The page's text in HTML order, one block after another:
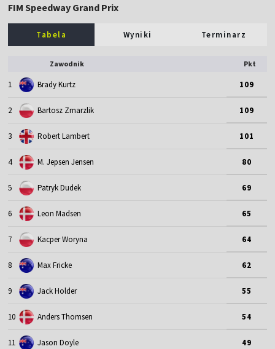
FIM Speedway Grand Prix
Tabela Wyniki Terminarz
Zawodnik Pkt
1 Brady Kurtz 109
2 Bartosz Zmarzlik 109
3 Robert Lambert 101
4 M. Jepsen Jensen 80
5 Patryk Dudek 69
6 Leon Madsen 65
7 Kacper Woryna 64
8 Max Fricke 62
9 Jack Holder 55
10 Anders Thomsen 54
11 Jason Doyle 49